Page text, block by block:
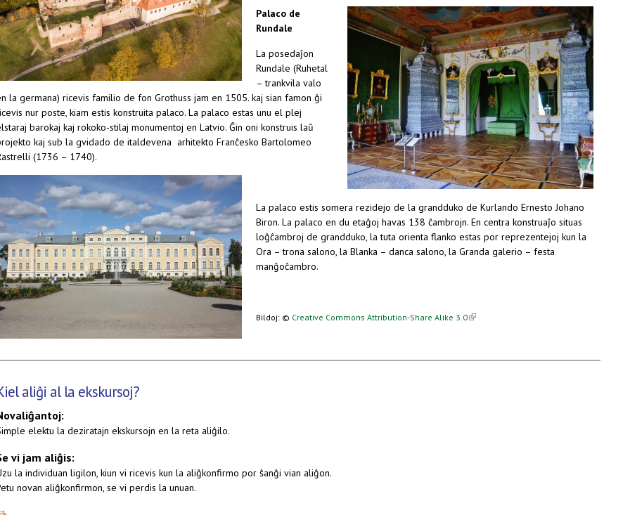
Palaco de
Rundale
La posedaĵon
Rundale (Ruhetal
– trankvila valo
la germana) ricevis familio de fon Grothuss jam en 1505. kaj sian famon ĝi
nur poste, kiam estis konstruita palaco. La palaco estas unu el plej
barokaj kaj rokoko-stilaj monumentoj en Latvio. Ĝin oni konstruis laŭ
kaj sub la gvidado de italdevena arhitekto Franĉesko Bartolomeo
(1736 – 1740).
La palaco estis somera rezidejo de la grandduko de Kurlando Ernesto Johano
Biron. La palaco en du etaĝoj havas 138 ĉambrojn. En centra konstruaĵo situas
loĝĉambroj de grandduko, la tuta orienta flanko estas por reprezentejoj kun la
Ora – trona salono, la Blanka – danca salono, la Granda galerio – festa
manĝoĉambro.
Bildoj: © Creative Commons Attribution-Share Alike 3.0(link is external)
aliĝi al la ekskursoj?
elektu la deziratajn ekskursojn en la reta aliĝilo.
vi jam aliĝis:
la individuan ligilon, kiun vi ricevis kun la aliĝkonfirmo por ŝanĝi vian aliĝon.
novan aliĝkonfirmon, se vi perdis la unuan.